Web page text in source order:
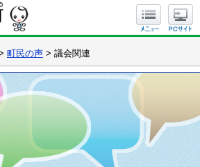
町民の声 > 議会関連